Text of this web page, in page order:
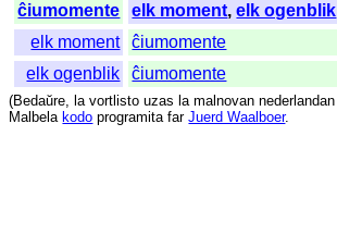
ĉiumomente
elk moment,elk ogenblik
elk moment
ĉiumomente
elk ogenblik
ĉiumomente
(Bedaŭre, la vortlisto uzas la malnovan nederlandan
Malbela kodo programita far Juerd Waalboer.